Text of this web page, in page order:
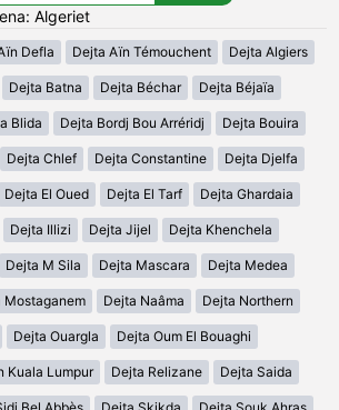
Algeriet
Defla Dejta Aïn Témouchent Dejta Algiers
Dejta Batna Dejta Béchar Dejta Béjaïa
Blida Dejta Bordj Bou Arréridj Dejta Bouira
Dejta Chlef Dejta Constantine Dejta Djelfa
Dejta El Oued Dejta El Tarf Dejta Ghardaia
Dejta Illizi Dejta Jijel Dejta Khenchela
Dejta M Sila Dejta Mascara Dejta Medea
Mostaganem Dejta Naâma Dejta Northern
Dejta Ouargla Dejta Oum El Bouaghi
Kuala Lumpur Dejta Relizane Dejta Saida